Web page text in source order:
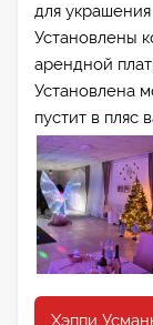
для
Установлены
арендной
Установлена
пустит в пляс
Хэппи